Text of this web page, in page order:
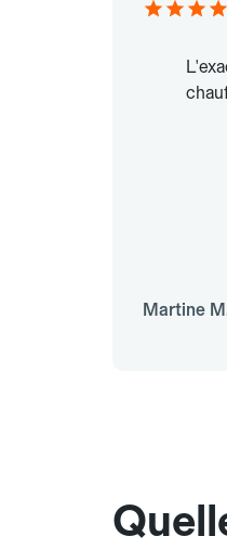
Martine